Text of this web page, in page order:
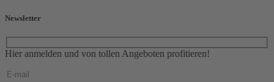
Newsletter
Hier anmelden und von tollen Angeboten profitieren!